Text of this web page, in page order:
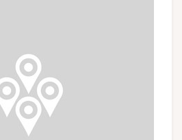
Suivez-nous